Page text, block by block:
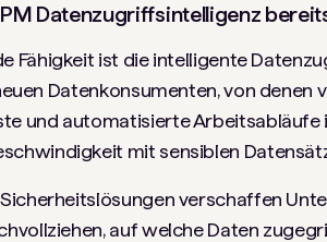
Datenzugriffsintelligenz
Fähigkeit ist die intelligente
Datenkonsumenten, von denen
und automatisierte Arbeitsabläufe
mit sensiblen
verschaffen
auf welche Daten